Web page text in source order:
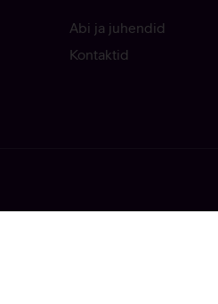
Abi ja juhendid
Kontaktid